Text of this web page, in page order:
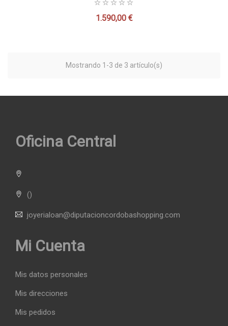
Precio
1.590,00 €
Mostrando 1-3 de 3 artículo(s)
Oficina Central
()
joyerialoan@diputacioncordobashopping.com
Mi Cuenta
Mis datos personales
Mis direcciones
Mis pedidos